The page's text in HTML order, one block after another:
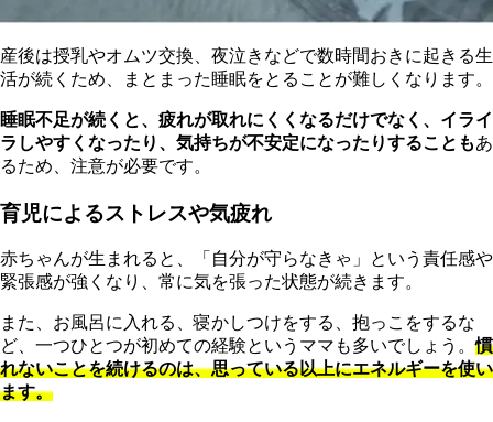
産後は授乳やオムツ交換、夜泣きなどで数時間おきに起きる生
活が続くため、まとまった睡眠をとることが難しくなります。
睡眠不足が続くと、疲れが取れにくくなるだけでなく、イライ
ラしやすくなったり、気持ちが不安定になったりすることもあ
るため、注意が必要です。
育児によるストレスや気疲れ
赤ちゃんが生まれると、「自分が守らなきゃ」という責任感や
緊張感が強くなり、常に気を張った状態が続きます。
また、お風呂に入れる、寝かしつけをする、抱っこをするな
ど、一つひとつが初めての経験というママも多いでしょう。慣
れないことを続けるのは、思っている以上にエネルギーを使い
ます。